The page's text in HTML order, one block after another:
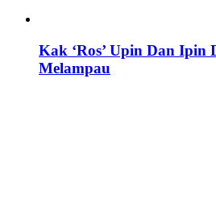
Kak ‘Ros’ Upin Dan Ipin
Melampau